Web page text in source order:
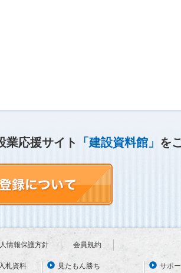
業応援サイト 「建設資料館」 を
情報保護方針 会員規約
札資料 見たもん勝ち サポ